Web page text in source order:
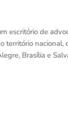
escritório de
território
Brasília e